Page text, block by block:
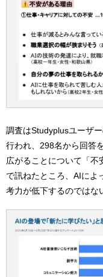
調査はStudyplusユーザ
行われ、298名から回答
広がることについて「不
で訊ねたところ、AIによ
考力が低下するのではな